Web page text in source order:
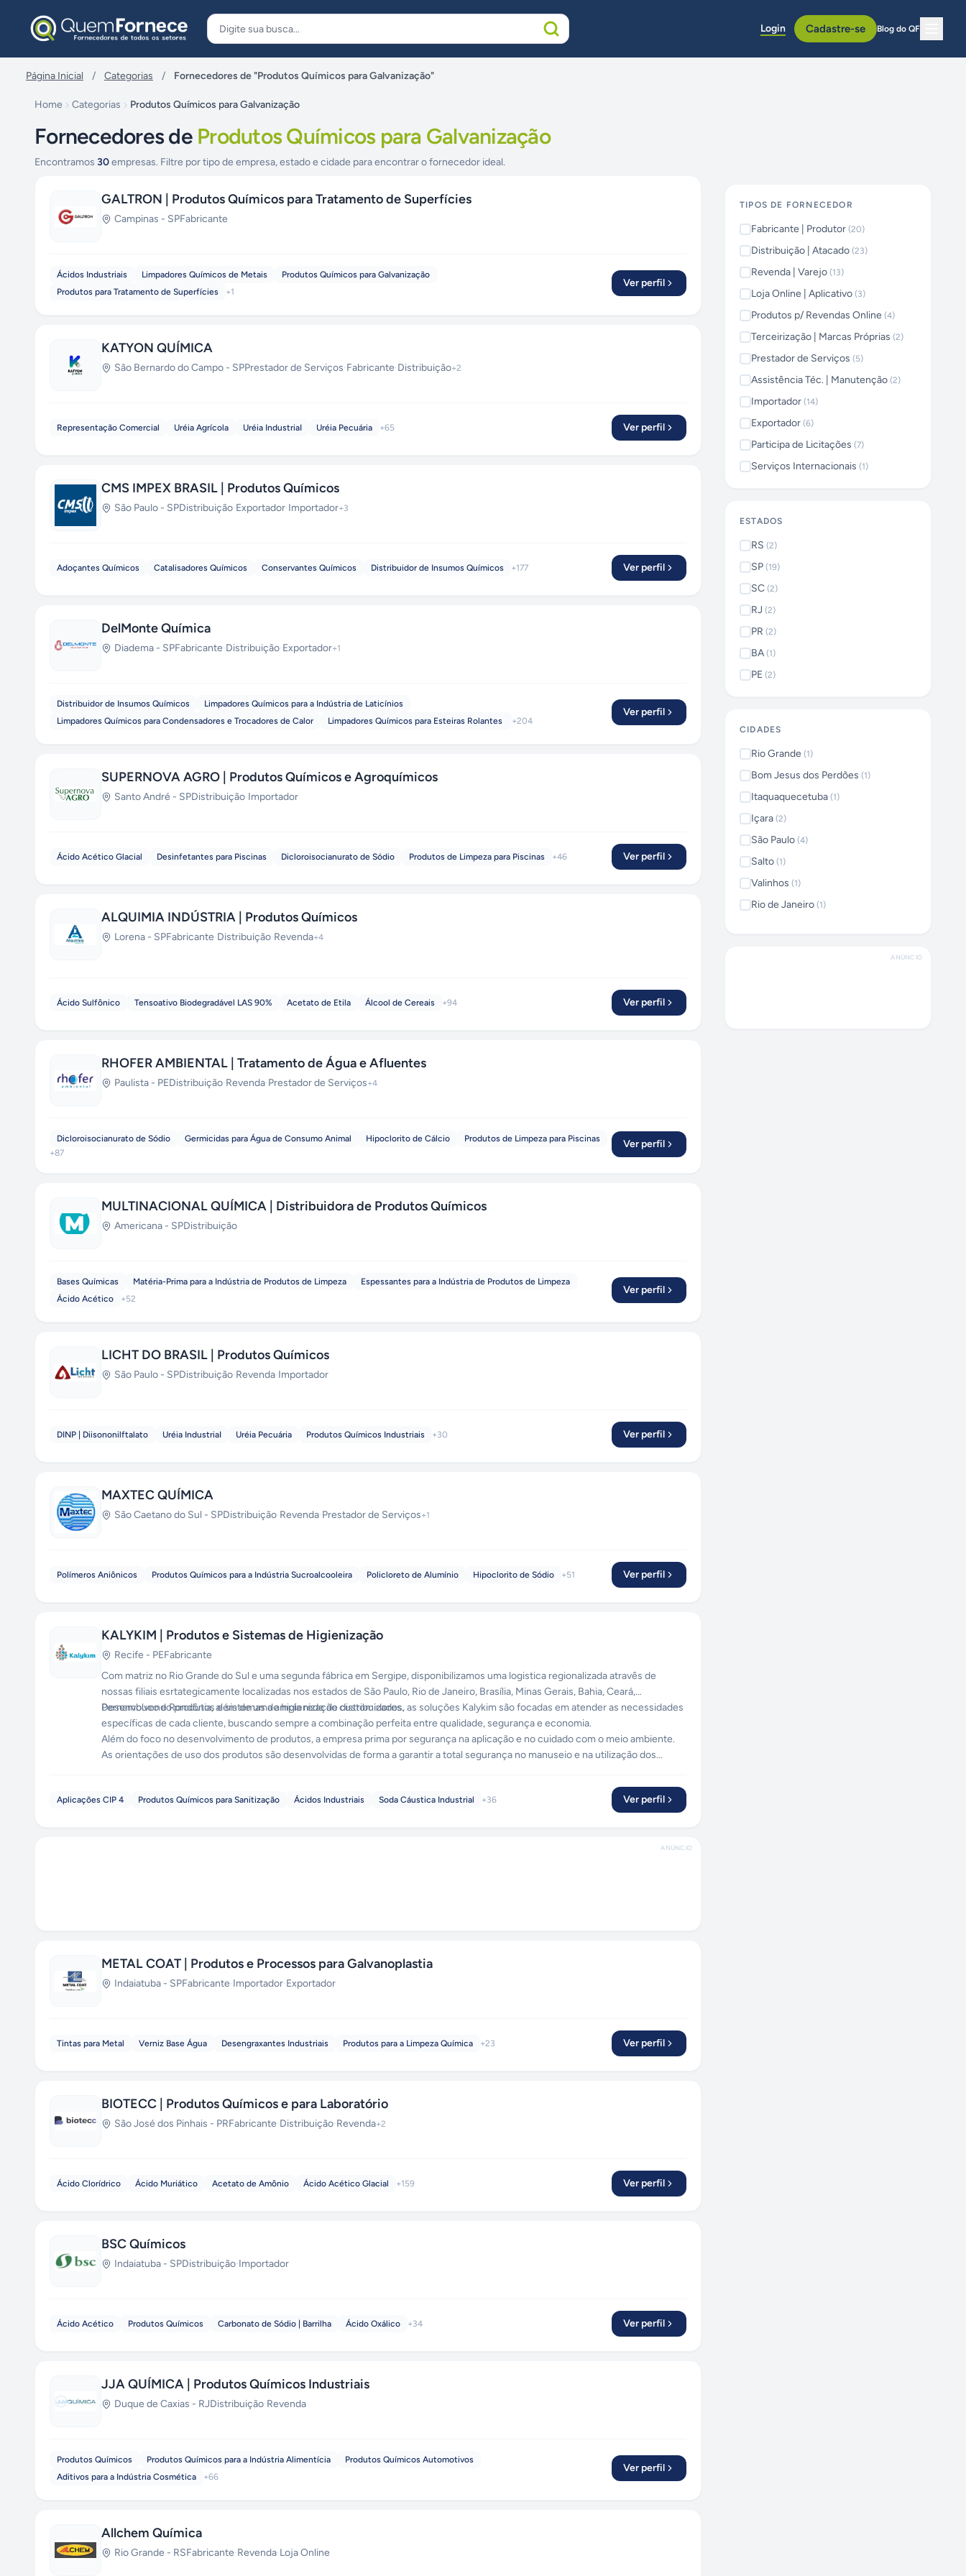
Login Cadastre-se Blog do QF
Página Inicial / Categorias / Fornecedores de "Produtos Químicos para Galvanização"
Home Categorias Produtos Químicos para Galvanização
Fornecedores de Produtos Químicos para Galvanização
Encontramos 30empresas. Filtre por tipo de empresa, estado e cidade para encontrar o fornecedor ideal.
GALTRON | Produtos Químicos para Tratamento de Superfícies
Campinas - SPFabricante
Ácidos Industriais Limpadores Químicos de Metais
Produtos Químicos para Galvanização
Produtos para Tratamento de Superfícies
+1
Ver perfil
KATYON QUÍMICA
São Bernardo do Campo - SPPrestador de Serviços·Fabricante·Distribuição+2
Representação Comercial Uréia Agrícola Uréia IndustriaI Uréia Pecuária +65 Ver perfil
CMS IMPEX BRASIL | Produtos Químicos
São Paulo - SPDistribuição·Exportador·Importador+3
Adoçantes Químicos Catalisadores Químicos Conservantes Químicos Distribuidor de Insumos Químicos +177 Ver perfil
DelMonte Química
Diadema - SPFabricante·Distribuição·Exportador+1
Distribuidor de Insumos Químicos
Limpadores Químicos para a Indústria de Laticínios
Limpadores Químicos para Condensadores e Trocadores de Calor
Limpadores Químicos para Esteiras Rolantes +204
Ver perfil
SUPERNOVA AGRO | Produtos Químicos e Agroquímicos
Santo André - SPDistribuição·Importador
Ácido Acético Glacial Desinfetantes para Piscinas Dicloroisocianurato de Sódio Produtos de Limpeza para Piscinas +46 Ver perfil
ALQUIMIA INDÚSTRIA | Produtos Químicos
Lorena - SPFabricante·Distribuição·Revenda+4
Ácido Sulfônico Tensoativo Biodegradável LAS 90% Acetato de Etila Álcool de Cereais +94 Ver perfil
RHOFER AMBIENTAL | Tratamento de Água e Afluentes
Paulista - PEDistribuição·Revenda·Prestador de Serviços+4
Dicloroisocianurato de Sódio Germicidas para Água de Consumo Animal Hipoclorito de Cálcio
Produtos de Limpeza para Piscinas
+87
Ver perfil
MULTINACIONAL QUÍMICA | Distribuidora de Produtos Químicos
Americana - SPDistribuição
Bases Químicas Matéria-Prima para a Indústria de Produtos de Limpeza
Espessantes para a Indústria de Produtos de Limpeza
Ácido Acético
+52
Ver perfil
LICHT DO BRASIL | Produtos Químicos
São Paulo - SPDistribuição·Revenda·Importador
DINP | Diisononilftalato Uréia IndustriaI Uréia Pecuária Produtos Químicos Industriais +30 Ver perfil
MAXTEC QUÍMICA
São Caetano do Sul - SPDistribuição·Revenda·Prestador de Serviços+1
Polímeros Aniônicos Produtos Químicos para a Indústria Sucroalcooleira Policloreto de Alumínio Hipoclorito de Sódio +51 Ver perfil
KALYKIM | Produtos e Sistemas de Higienização
Recife - PEFabricante
Com matriz no Rio Grande do Sul e uma segunda fábrica em Sergipe, disponibilizamos uma logistica regionalizada atravês de
nossas filiais esrtategicamente localizadas nos estados de São Paulo, Rio de Janeiro, Brasília, Minas Gerais, Bahia, Ceará,
Pernambuco e Rondônia, além de uma ampla rede de distribuidores.
Desenvolvendo produtos e sistemas de higienização customizados, as soluções Kalykim são focadas em atender as necessidades
específicas de cada cliente, buscando sempre a combinação perfeita entre qualidade, segurança e economia.
Além do foco no desenvolvimento de produtos, a empresa prima por segurança na aplicação e no cuidado com o meio ambiente.
As orientações de uso dos produtos são desenvolvidas de forma a garantir a total segurança no manuseio e na utilização dos
Aplicações CIP 4 Produtos Químicos para Sanitização Ácidos Industriais Soda Cáustica Industrial +36 Ver perfil
ANÚNCIO
METAL COAT | Produtos e Processos para Galvanoplastia
Indaiatuba - SPFabricante·Importador·Exportador
Tintas para Metal Verniz Base Água Desengraxantes Industriais Produtos para a Limpeza Química +23 Ver perfil
BIOTECC | Produtos Químicos e para Laboratório
São José dos Pinhais - PRFabricante·Distribuição·Revenda+2
Ácido Clorídrico Ácido Muriático Acetato de Amônio Ácido Acético Glacial +159 Ver perfil
BSC Químicos
Indaiatuba - SPDistribuição·Importador
Ácido Acético Produtos Químicos Carbonato de Sódio | Barrilha Ácido Oxálico +34 Ver perfil
JJA QUÍMICA | Produtos Químicos Industriais
Duque de Caxias - RJDistribuição·Revenda
Produtos Químicos Produtos Químicos para a Indústria Alimentícia
Produtos Químicos Automotivos
Aditivos para a Indústria Cosmética
+66
Ver perfil
Allchem Química
Rio Grande - RSFabricante·Revenda·Loja Online
TIPOS DE FORNECEDOR
Fabricante | Produtor (20)
Distribuição | Atacado (23)
Revenda | Varejo (13)
Loja Online | Aplicativo (3)
Produtos p/ Revendas Online (4)
Terceirização | Marcas Próprias (2)
Prestador de Serviços (5)
Assistência Téc. | Manutenção (2)
Importador (14)
Exportador (6)
Participa de Licitações (7)
Serviços Internacionais (1)
ESTADOS
RS (2)
SP (19)
SC (2)
RJ (2)
PR (2)
BA (1)
PE (2)
CIDADES
Rio Grande (1)
Bom Jesus dos Perdões (1)
Itaquaquecetuba (1)
Içara (2)
São Paulo (4)
Salto (1)
Valinhos (1)
Rio de Janeiro (1)
ANÚNCIO